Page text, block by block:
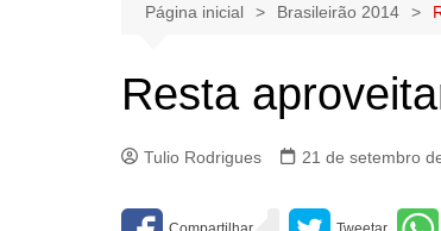
Política de privacidadeGilson Lima
Página inicial Brasileirão 2014
Resta
Tulio Rodrigues 21 de setembro